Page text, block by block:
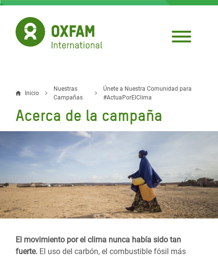
Pasar
contenido
principal
Sobrescribir
enlaces
de
ayuda
la
navegación
Inicio
Nuestras
Campañas
Únete a Nuestra Comunidad para
#ActuaPorElClima
Acerca de la campaña
El movimiento por el clima nunca había sido tan
fuerte. El uso del carbón, el combustible fósil más